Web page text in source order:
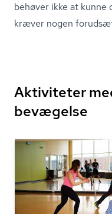
behøver ikke at kunne
kræver nogen
Aktiviteter
bevægelse